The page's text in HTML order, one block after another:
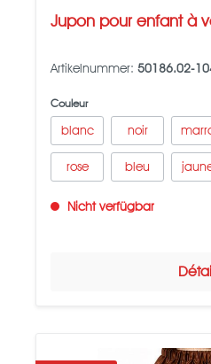
Jupon pour enfant à
Artikelnummer: 50186.02-
Couleur
blanc noir
rose bleu
Nicht verfügbar